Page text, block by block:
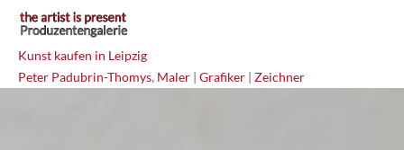
Kunst kaufen in Leipzig
Peter Padubrin-Thomys, Maler | Grafiker | Zeichner